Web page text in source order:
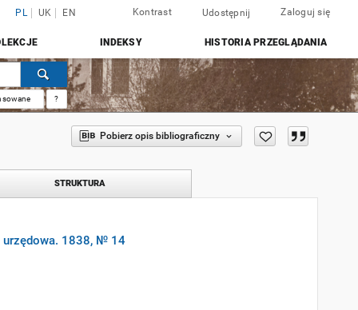
PL UK EN Kontrast Udostępnij Zaloguj się
INDEKSY HISTORIA PRZEGLĄDANIA
?
Pobierz opis bibliograficzny
STRUKTURA
urzędowa. 1838, № 14